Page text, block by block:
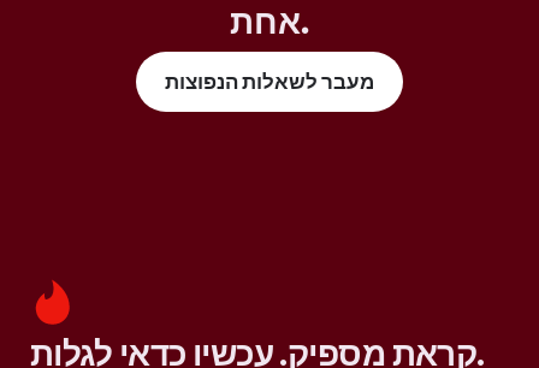
אחת.
מעבר לשאלות הנפוצות
קראת מספיק. עכשיו כדאי לגלות.